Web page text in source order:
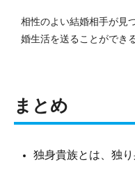
相性のよい結婚相手が見
婚生活を送ることができ
まとめ
独身貴族とは、独